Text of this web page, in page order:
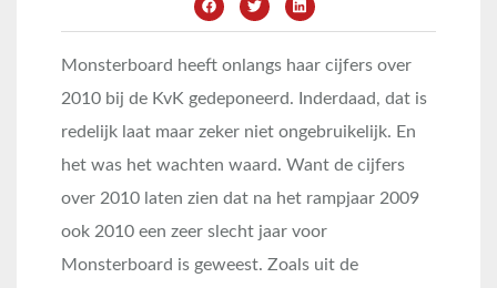
Monsterboard heeft onlangs haar cijfers over
2010 bij de KvK gedeponeerd. Inderdaad, dat is
redelijk laat maar zeker niet ongebruikelijk. En
het was het wachten waard. Want de cijfers
over 2010 laten zien dat na het rampjaar 2009
ook 2010 een zeer slecht jaar voor
Monsterboard is geweest. Zoals uit de